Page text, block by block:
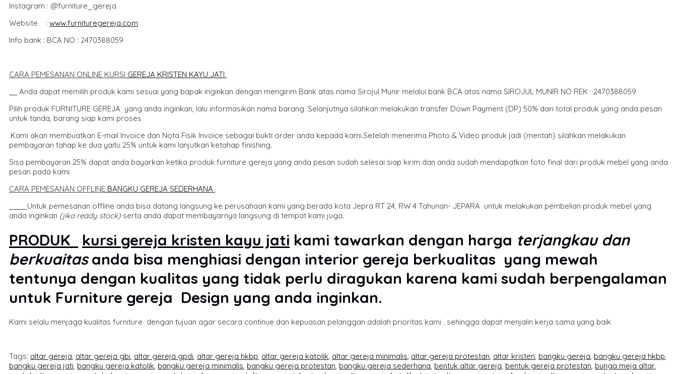
Instagram : @furniture_gereja
Website : www.furnituregereja.com
Info bank : BCA NO : 2470388059
CARA PEMESANAN ONLINE KURSI GEREJA KRISTEN KAYU JATI
Anda dapat memilih produk kami sesuai yang bapak inginkan dengan mengirim Bank atas nama Sirojul Munir melalui bank BCA atas nama SIROJUL MUNIR NO REK : 2470388059
Pilih produk FURNITURE GEREJA yang anda inginkan, lalu informasikan nama barang .Selanjutnya silahkan melakukan transfer Down Payment (DP) 50% dari total produk yang anda pesan
untuk tanda, barang siap kami proses
.Kami akan membuatkan E-mail Invoice dan Nota Fisik Invoice sebagai bukti order anda kepada kami.Setelah menerima Photo & Video produk jadi (mentah) silahkan melakukan
pembayaran tahap ke dua yaitu 25% untuk kami lanjutkan ketahap finishing.
Sisa pembayaran 25% dapat anda bayarkan ketika produk furniture gereja yang anda pesan sudah selesai siap kirim dan anda sudah mendapatkan foto final dari produk mebel yang anda
pesan pada kami.
CARA PEMESANAN OFFLINE BANGKU GEREJA SEDERHANA
Untuk pemesanan offline anda bisa datang langsung ke perusahaan kami yang berada kota Jepra RT 24, RW 4 Tahunan- JEPARA untuk melakukan pembelian produk mebel yang
anda inginkan (jika ready stock) serta anda dapat membayarnya langsung di tempat kami juga.
PRODUK kursi gereja kristen kayu jati kami tawarkan dengan harga terjangkau dan
berkuaitasanda bisa menghiasi dengan interior gereja berkualitas yang mewah
tentunya dengan kualitas yang tidak perlu diragukan karena kami sudah berpengalaman
untuk Furniture gereja Design yang anda inginkan.
Kami selalu menjaga kualitas furniture dengan tujuan agar secara continue dan kepuasan pelanggan adalah prioritas kami . sehingga dapat menjalin kerja sama yang baik
Tags: altar gereja altar gereja gbi altar gereja gpdi altar gereja hkbp altar gereja katolik altar gereja minimalis altar gereja protestan altar kristen bangku gereja bangku gereja hkbp
bangku gereja jati bangku gereja katolik bangku gereja minimalis bangku gereja protestan bangku gereja sederhana bentuk altar gereja bentuk gereja protestan bunga meja altar